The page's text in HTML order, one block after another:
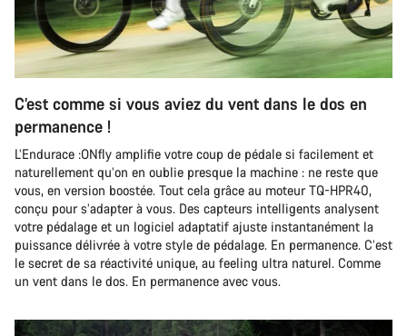
C’est comme si vous aviez du vent dans le dos en
permanence !
L’Endurace :ONfly amplifie votre coup de pédale si facilement et
naturellement qu’on en oublie presque la machine : ne reste que
vous, en version boostée. Tout cela grâce au moteur TQ-HPR40,
conçu pour s’adapter à vous. Des capteurs intelligents analysent
votre pédalage et un logiciel adaptatif ajuste instantanément la
puissance délivrée à votre style de pédalage. En permanence. C’est
le secret de sa réactivité unique, au feeling ultra naturel. Comme
un vent dans le dos. En permanence avec vous.